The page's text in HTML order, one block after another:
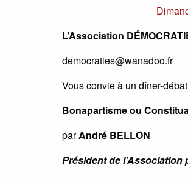
L’Association
democraties@wanadoo.fr
Vous convie à un dîner-
Bonapartisme ou
parAndré BELLON
Président de